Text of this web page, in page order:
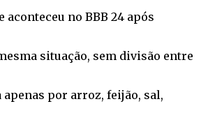
no BBB 24 após
situação, sem divisão entre
por arroz, feijão, sal,